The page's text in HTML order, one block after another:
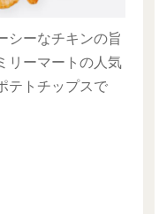
シーなチキンの旨
リーマートの人気
テトチップスで